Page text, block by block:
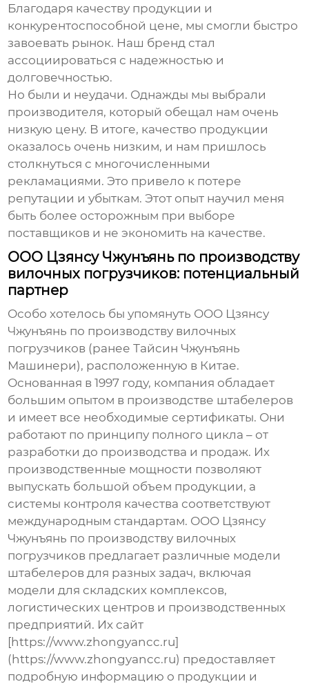
Благодаря качеству продукции и
конкурентоспособной цене, мы смогли быстро
завоевать рынок. Наш бренд стал
ассоциироваться с надежностью и
долговечностью.
Но были и неудачи. Однажды мы выбрали
производителя, который обещал нам очень
низкую цену. В итоге, качество продукции
оказалось очень низким, и нам пришлось
столкнуться с многочисленными
рекламациями. Это привело к потере
репутации и убыткам. Этот опыт научил меня
быть более осторожным при выборе
поставщиков и не экономить на качестве.
ООО Цзянсу Чжунъянь по производству
вилочных погрузчиков: потенциальный
партнер
Особо хотелось бы упомянуть ООО Цзянсу
Чжунъянь по производству вилочных
погрузчиков (ранее Тайсин Чжунъянь
Машинери), расположенную в Китае.
Основанная в 1997 году, компания обладает
большим опытом в производстве штабелеров
и имеет все необходимые сертификаты. Они
работают по принципу полного цикла – от
разработки до производства и продаж. Их
производственные мощности позволяют
выпускать большой объем продукции, а
системы контроля качества соответствуют
международным стандартам. ООО Цзянсу
Чжунъянь по производству вилочных
погрузчиков предлагает различные модели
штабелеров для разных задач, включая
модели для складских комплексов,
логистических центров и производственных
предприятий. Их сайт
[https://www.zhongyancc.ru]
(https://www.zhongyancc.ru) предоставляет
подробную информацию о продукции и